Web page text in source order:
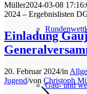
Gau- und
Müller2024-03-08
2024 – Ergebnislisten
Einladung
20. Februar 2024/in
Jugend/von Christoph